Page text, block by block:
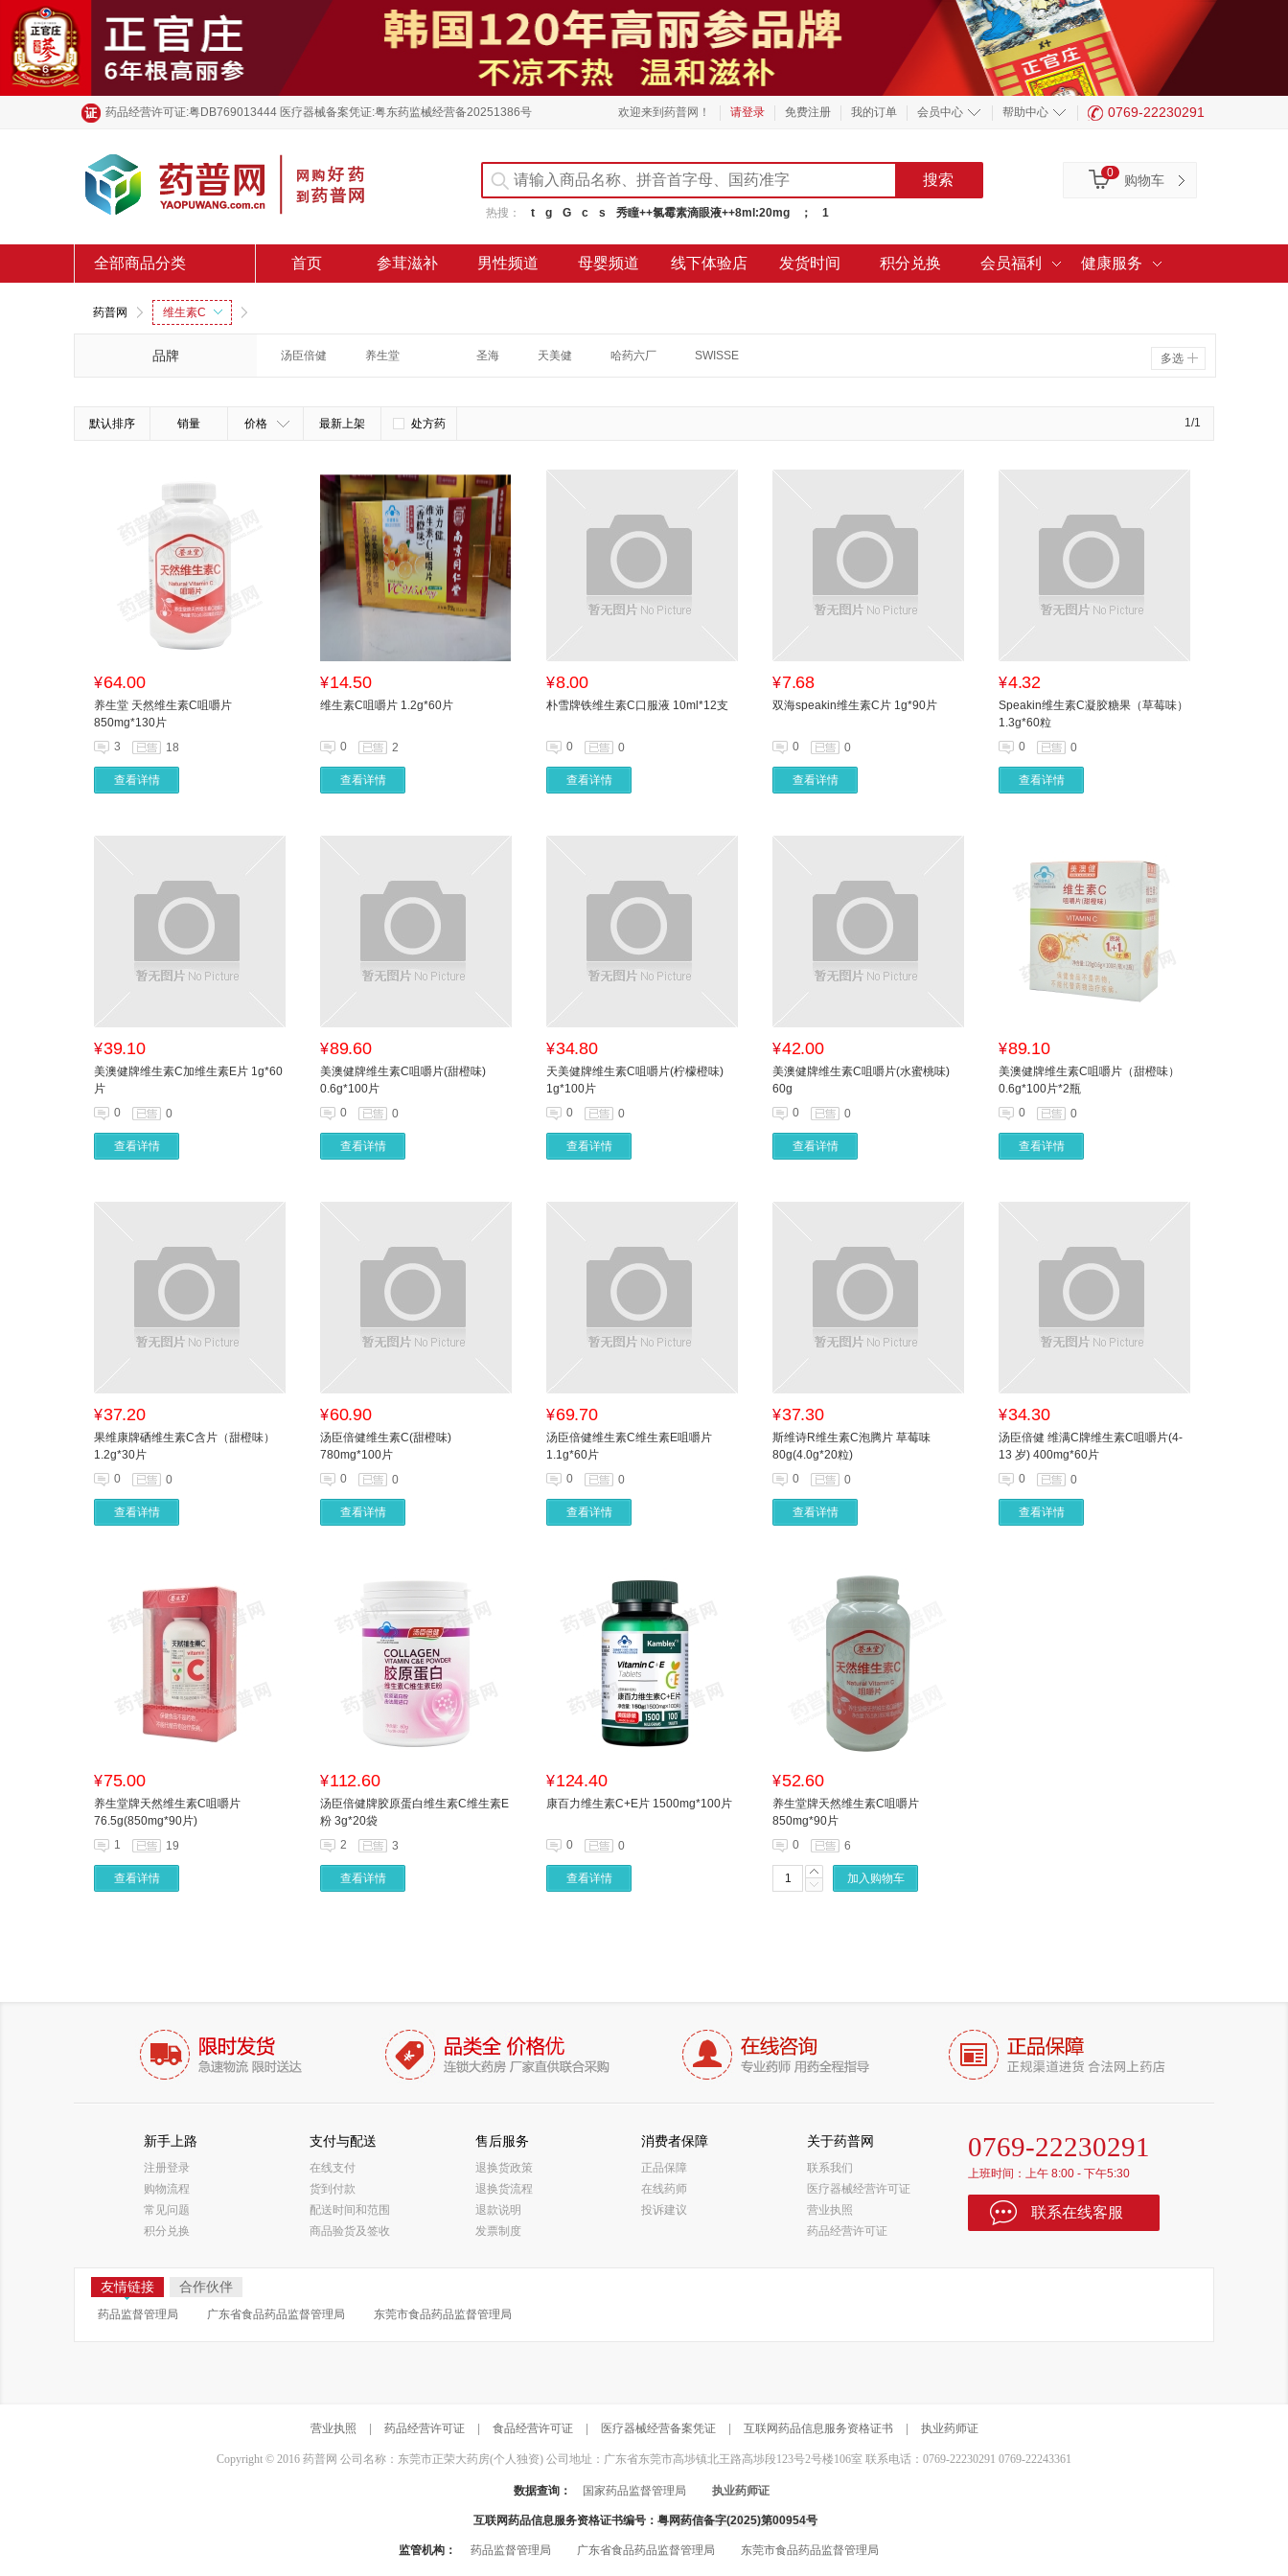
药品经营许可证:粤DB769013444 医疗器械备案凭证:粤东药监械经营备20251386号 欢迎来到药普网！ 请登录 免费注册 我的订单 会员中心 帮助中心 0769-22230291
热搜： t g G c s 秀瞳++氯霉素滴眼液++8ml:20mg ； 1
购物车
0
全部商品分类 首页 参茸滋补 男性频道 母婴频道 线下体验店 发货时间 积分兑换 会员福利 健康服务
药普网 维生素C
品牌 汤臣倍健 养生堂 圣海 天美健 哈药六厂 SWISSE 多选
默认排序 销量 价格 最新上架 处方药 1/1
¥64.00
养生堂 天然维生素C咀嚼片
850mg*130片
3
18
查看详情
¥14.50
维生素C咀嚼片 1.2g*60片
0 2
查看详情
¥8.00
朴雪牌铁维生素C口服液 10ml*12支
0 0
查看详情
¥7.68
双海speakin维生素C片 1g*90片
0 0
查看详情
¥4.32
Speakin维生素C凝胶糖果（草莓味）
1.3g*60粒
0
0
查看详情
¥39.10
美澳健牌维生素C加维生素E片 1g*60
片
0
0
查看详情
¥89.60
美澳健牌维生素C咀嚼片(甜橙味)
0.6g*100片
0
0
查看详情
¥34.80
天美健牌维生素C咀嚼片(柠檬橙味)
1g*100片
0
0
查看详情
¥42.00
美澳健牌维生素C咀嚼片(水蜜桃味)
60g
0
0
查看详情
¥89.10
美澳健牌维生素C咀嚼片（甜橙味）
0.6g*100片*2瓶
0
0
查看详情
¥37.20
果维康牌硒维生素C含片（甜橙味）
1.2g*30片
0
0
查看详情
¥60.90
汤臣倍健维生素C(甜橙味)
780mg*100片
0
0
查看详情
¥69.70
汤臣倍健维生素C维生素E咀嚼片
1.1g*60片
0
0
查看详情
¥37.30
斯维诗R维生素C泡腾片 草莓味
80g(4.0g*20粒)
0
0
查看详情
¥34.30
汤臣倍健 维满C牌维生素C咀嚼片(4-
13 岁) 400mg*60片
0
0
查看详情
¥75.00
养生堂牌天然维生素C咀嚼片
76.5g(850mg*90片)
1
19
查看详情
¥112.60
汤臣倍健牌胶原蛋白维生素C维生素E
粉 3g*20袋
2
3
查看详情
¥124.40
康百力维生素C+E片 1500mg*100片
0 0
查看详情
¥52.60
养生堂牌天然维生素C咀嚼片
850mg*90片
0
6
加入购物车
新手上路
注册登录
购物流程
常见问题
积分兑换
支付与配送
在线支付
货到付款
配送时间和范围
商品验货及签收
售后服务
退换货政策
退换货流程
退款说明
发票制度
消费者保障
正品保障
在线药师
投诉建议
关于药普网
联系我们
医疗器械经营许可证
营业执照
药品经营许可证
0769-22230291
上班时间：上午 8:00 - 下午5:30
联系在线客服
友情链接 合作伙伴
药品监督管理局 广东省食品药品监督管理局 东莞市食品药品监督管理局
营业执照 药品经营许可证 食品经营许可证 医疗器械经营备案凭证 互联网药品信息服务资格证书 执业药师证
Copyright © 2016 药普网 公司名称：东莞市正荣大药房(个人独资) 公司地址：广东省东莞市高埗镇北王路高埗段123号2号楼106室 联系电话：0769-22230291 0769-22243361
数据查询： 国家药品监督管理局 执业药师证
互联网药品信息服务资格证书编号： 粤网药信备字(2025)第00954号
监管机构： 药品监督管理局 广东省食品药品监督管理局 东莞市食品药品监督管理局